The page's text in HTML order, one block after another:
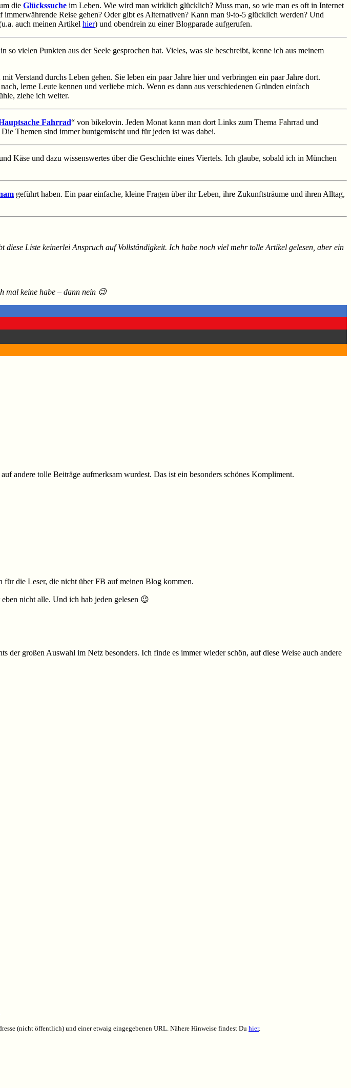
die Glückssuche im Leben. Wie wird man wirklich glücklich? Muss man, so wie man es oft in Internet
Reise gehen? Oder gibt es Alternativen? Kann man 9-to-5 glücklich werden? Und
auch meinen Artikel hier) und obendrein zu einer Blogparade aufgerufen.
so vielen Punkten aus der Seele gesprochen hat. Vieles, was sie beschreibt, kenne ich aus meinem
Verstand durchs Leben gehen. Sie leben ein paar Jahre hier und verbringen ein paar Jahre dort.
lerne Leute kennen und verliebe mich. Wenn es dann aus verschiedenen Gründen einfach
ziehe ich weiter.
Fahrrad“ von bikelovin. Jeden Monat kann man dort Links zum Thema Fahrrad und
Themen sind immer buntgemischt und für jeden ist was dabei.
Käse und dazu wissenswertes über die Geschichte eines Viertels. Ich glaube, sobald ich in München
geführt haben. Ein paar einfache, kleine Fragen über ihr Leben, ihre Zukunftsträume und ihren Alltag,
diese Liste keinerlei Anspruch auf Vollständigkeit. Ich habe noch viel mehr tolle Artikel gelesen, aber ein
mal keine habe – dann nein 😉
andere tolle Beiträge aufmerksam wurdest. Das ist ein besonders schönes Kompliment.
für die Leser, die nicht über FB auf meinen Blog kommen.
nicht alle. Und ich hab jeden gelesen 😉
der großen Auswahl im Netz besonders. Ich finde es immer wieder schön, auf diese Weise auch andere
(nicht öffentlich) und einer etwaig eingegebenen URL. Nähere Hinweise findest Du hier.